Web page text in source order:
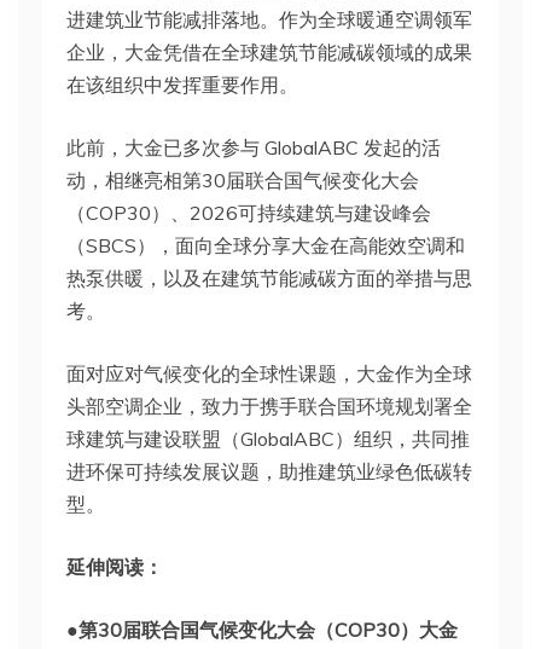
进建筑业节能减排落地。作为全球暖通空调领军
企业，大金凭借在全球建筑节能减碳领域的成果
在该组织中发挥重要作用。
此前，大金已多次参与 GlobalABC 发起的活
动，相继亮相第30届联合国气候变化大会
（COP30）、2026可持续建筑与建设峰会
（SBCS），面向全球分享大金在高能效空调和
热泵供暖，以及在建筑节能减碳方面的举措与思
考。
面对应对气候变化的全球性课题，大金作为全球
头部空调企业，致力于携手联合国环境规划署全
球建筑与建设联盟（GlobalABC）组织，共同推
进环保可持续发展议题，助推建筑业绿色低碳转
型。
延伸阅读：
●第30届联合国气候变化大会（COP30）大金